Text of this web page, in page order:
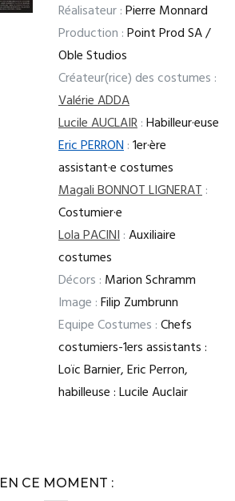
Réalisateur :Pierre Monnard
Production :Point Prod SA /
Oble Studios
Créateur(rice) des costumes :
Valérie ADDA
Lucile AUCLAIR:Habilleur·euse
Eric PERRON:1er·ère
assistant·e costumes
Magali BONNOT LIGNERAT:
Costumier·e
Lola PACINI:Auxiliaire
costumes
Décors : Marion Schramm
Image :Filip Zumbrunn
Equipe Costumes :Chefs
costumiers-1ers assistants :
Loïc Barnier, Eric Perron,
habilleuse : Lucile Auclair
EN CE MOMENT :